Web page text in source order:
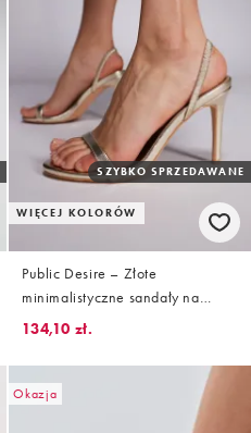
WIĘCEJ KOLORÓW
SZYBKO SPRZEDAWANE
Public Desire – Złote
minimalistyczne sandały na
obcasie
134,10 zł.
Okazja